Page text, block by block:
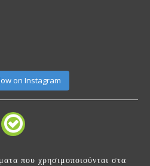
on Instagram
που χρησιμοποιούνται στα